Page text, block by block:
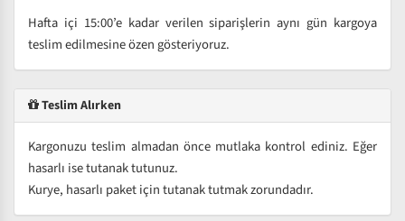
Hafta içi 15:00’e kadar verilen siparişlerin aynı gün kargoya
teslim edilmesine özen gösteriyoruz.
Teslim Alırken
Kargonuzu teslim almadan önce mutlaka kontrol ediniz. Eğer
hasarlı ise tutanak tutunuz.
Kurye, hasarlı paket için tutanak tutmak zorundadır.